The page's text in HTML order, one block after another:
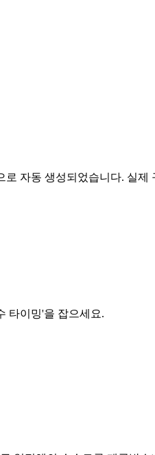
자동 생성되었습니다. 실제
타이밍'을 잡으세요.